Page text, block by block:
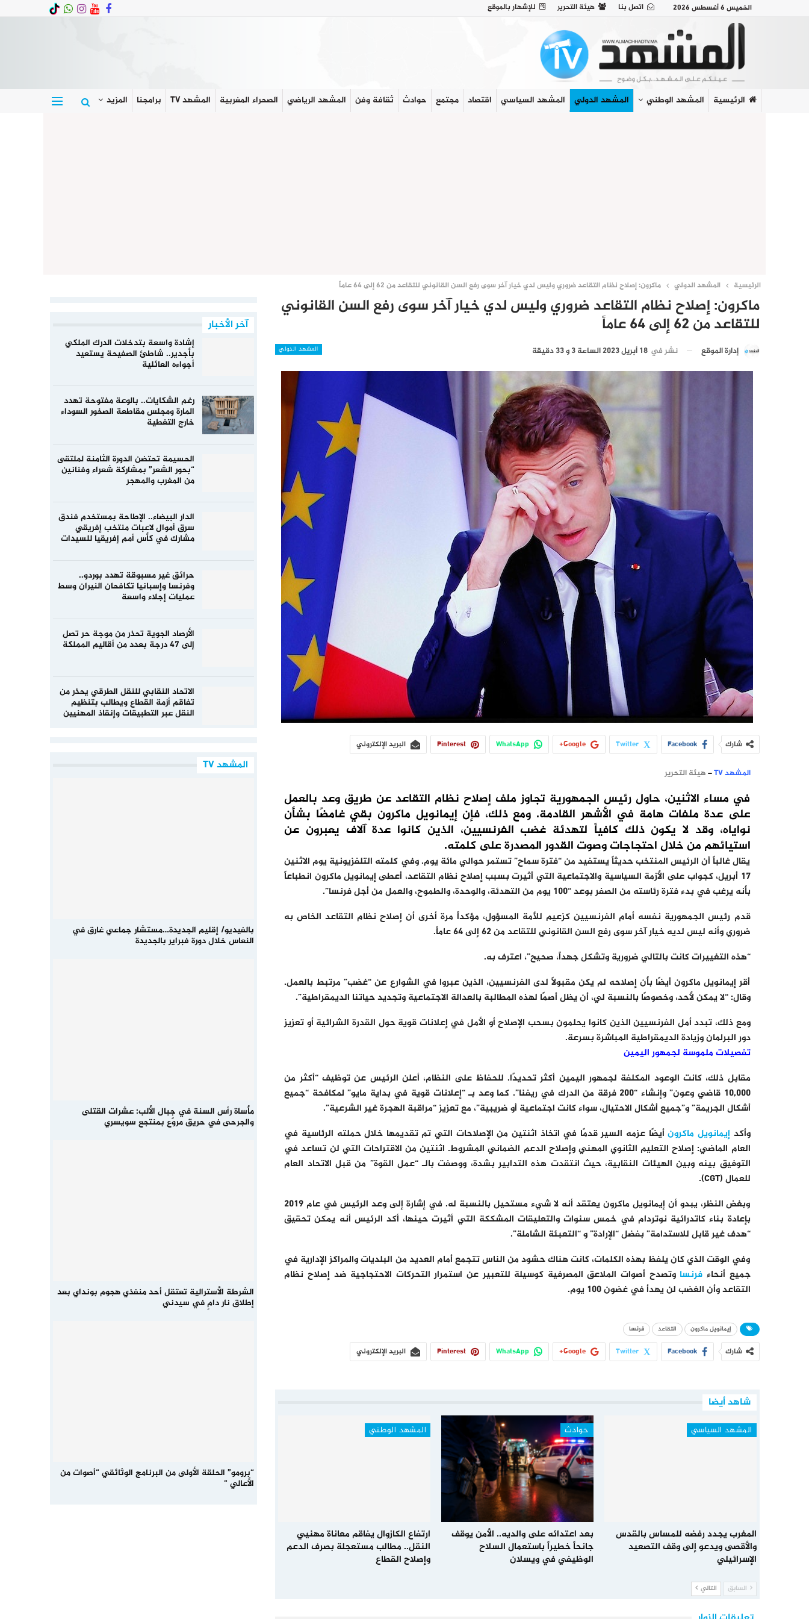
الخميس 6 أغسطس 2026 اتصل بنا هيئة التحرير للإشهار بالموقع
الرئيسية المشهد الوطني المشهد الدولي المشهد السياسي اقتصاد مجتمع حوادث ثقافة وفن المشهد الرياضي الصحراء المغربية المشهد TV برامجنا المزيد
الرئيسية المشهد الدولي ماكرون: إصلاح نظام التقاعد ضروري وليس لدي خيار آخر سوى رفع السن القانوني للتقاعد من 62 إلى 64 عاماً
ماكرون: إصلاح نظام التقاعد ضروري وليس لدي خيار آخر سوى رفع السن القانوني
للتقاعد من 62 إلى 64 عاماً
المشهد الدولي إدارة الموقع نشر في 18 أبريل 2023 الساعة 3 و 33 دقيقة
شارك Facebook
Twitter
Google+
WhatsApp
Pinterest البريد الإلكتروني
المشهد TV –هيئة التحرير
في مساء الاثنين، حاول رئيس الجمهورية تجاوز ملف إصلاح نظام التقاعد عن طريق وعد بالعمل
على عدة ملفات هامة في الأشهر القادمة. ومع ذلك، فإن إيمانويل ماكرون بقي غامضًا بشأن
نواياه، وقد لا يكون ذلك كافياً لتهدئة غضب الفرنسيين، الذين كانوا عدة آلاف يعبرون عن
استيائهم من خلال احتجاجات وصوت القدور المصدرة على كلمته.
يقال غالباً أن الرئيس المنتخب حديثاً يستفيد من “فترة سماح” تستمر حوالي مائة يوم. وفي كلمته التلفزيونية يوم الاثنين
17 أبريل، كجواب على الأزمة السياسية والاجتماعية التي أثيرت بسبب إصلاح نظام التقاعد، أعطى إيمانويل ماكرون انطباعاً
بأنه يرغب في بدء فترة رئاسته من الصفر بوعد “100 يوم من التهدئة، والوحدة، والطموح، والعمل من أجل فرنسا”.
قدم رئيس الجمهورية نفسه أمام الفرنسيين كزعيم للأمة المسؤول، مؤكداً مرة أخرى أن إصلاح نظام التقاعد الخاص به
ضروري وأنه ليس لديه خيار آخر سوى رفع السن القانوني للتقاعد من 62 إلى 64 عاماً.
“هذه التغييرات كانت بالتالي ضرورية وتشكل جهداً، صحيح”، اعترف به.
أقر إيمانويل ماكرون أيضًا بأن إصلاحه لم يكن مقبولًا لدى الفرنسيين، الذين عبروا في الشوارع عن “غضب” مرتبط بالعمل.
وقال: “لا يمكن لأحد، وخصوصًا بالنسبة لي، أن يظل أصمًا لهذه المطالبة بالعدالة الاجتماعية وتجديد حياتنا الديمقراطية”.
ومع ذلك، تبدد أمل الفرنسيين الذين كانوا يحلمون بسحب الإصلاح أو الأمل في إعلانات قوية حول القدرة الشرائية أو تعزيز
دور البرلمان وزيادة الديمقراطية المباشرة بسرعة.
تفصيلات ملموسة لجمهور اليمين
مقابل ذلك، كانت الوعود المكلفة لجمهور اليمين أكثر تحديدًا. للحفاظ على النظام، أعلن الرئيس عن توظيف “أكثر من
10,000 قاضي وعون” وإنشاء “200 فرقة من الدرك في ريفنا”. كما وعد بـ “إعلانات قوية في بداية مايو” لمكافحة “جميع
أشكال الجريمة” و”جميع أشكال الاحتيال، سواء كانت اجتماعية أو ضريبية”، مع تعزيز “مراقبة الهجرة غير الشرعية”.
وأكد إيمانويل ماكرونأيضًا عزمه السير قدمًا في اتخاذ اثنتين من الإصلاحات التي تم تقديمها خلال حملته الرئاسية في
العام الماضي: إصلاح التعليم الثانوي المهني وإصلاح الدعم الضماني المشروط. اثنتين من الاقتراحات التي لن تساعد في
التوفيق بينه وبين الهيئات النقابية، حيث انتقدت هذه التدابير بشدة، ووصفت بالـ “عمل القوة” من قبل الاتحاد العام
للعمال (CGT).
وبغض النظر، يبدو أن إيمانويل ماكرون يعتقد أنه لا شيء مستحيل بالنسبة له. في إشارة إلى وعد الرئيس في عام 2019
بإعادة بناء كاتدرائية نوتردام في خمس سنوات والتعليقات المشككة التي أثيرت حينها، أكد الرئيس أنه يمكن تحقيق
“هدف غير قابل للاستدامة” بفضل “الإرادة” و “التعبئة الشاملة”.
وفي الوقت الذي كان يلفظ بهذه الكلمات، كانت هناك حشود من الناس تتجمع أمام العديد من البلديات والمراكز الإدارية في
جميع أنحاء فرنسا وتصدح أصوات الملاعق المصرفية كوسيلة للتعبير عن استمرار التحركات الاحتجاجية ضد إصلاح نظام
التقاعد وأن الغضب لن يهدأ في غضون 100 يوم.
إيمانويل ماكرون التقاعد فرنسا
شارك Facebook
Twitter
Google+
WhatsApp
Pinterest البريد الإلكتروني
شاهد أيضا
المشهد السياسي
المغرب يجدد رفضه للمساس بالقدس
والأقصى ويدعو إلى وقف التصعيد
الإسرائيلي
حوادث
بعد اعتدائه على والديه.. الأمن يوقف
جانحاً خطيراً باستعمال السلاح
الوظيفي في ويسلان
المشهد الوطني
ارتفاع الكازوال يفاقم معاناة مهنيي
النقل.. مطالب مستعجلة بصرف الدعم
وإصلاح القطاع
السابق التالي
آخر الأخبار
إشادة واسعة بتدخلات الدرك الملكي
بأجدير.. شاطئ الصفيحة يستعيد
أجواءه العائلية
رغم الشكايات.. بالوعة مفتوحة تهدد
المارة ومجلس مقاطعة الصخور السوداء
خارج التغطية
الحسيمة تحتضن الدورة الثامنة لملتقى
“بحور الشعر” بمشاركة شعراء وفنانين
من المغرب والمهجر
الدار البيضاء.. الإطاحة بمستخدم فندق
سرق أموال لاعبات منتخب إفريقي
مشارك في كأس أمم إفريقيا للسيدات
حرائق غير مسبوقة تهدد بوردو..
وفرنسا وإسبانيا تكافحان النيران وسط
عمليات إجلاء واسعة
الأرصاد الجوية تحذر من موجة حر تصل
إلى 47 درجة بعدد من أقاليم المملكة
الاتحاد النقابي للنقل الطرقي يحذر من
تفاقم أزمة القطاع ويطالب بتنظيم
النقل عبر التطبيقات وإنقاذ المهنيين
المشهد TV
بالفيديو/ إقليم الجديدة…مستشار جماعي غارق في
النعاس خلال دورة فبراير بالجديدة
مأساة رأس السنة في جبال الألب: عشرات القتلى
والجرحى في حريق مروّع بمنتجع سويسري
الشرطة الأسترالية تعتقل أحد منفذي هجوم بونداي بعد
إطلاق نار دامٍ في سيدني
“برومو” الحلقة الأولى من البرنامج الوثائقي “أصوات من
الأعالي “